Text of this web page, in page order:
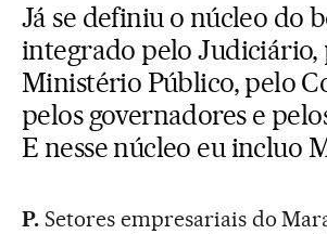
Já se definiu o núcleo do
integrado pelo Judiciário,
Ministério Público, pelo
pelos governadores e
E nesse núcleo eu incluo
P.Setores empresariais do